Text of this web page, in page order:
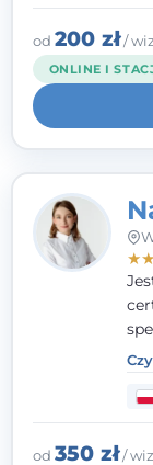
od 200 zł/
ONLINE I
★★
od 350 zł/